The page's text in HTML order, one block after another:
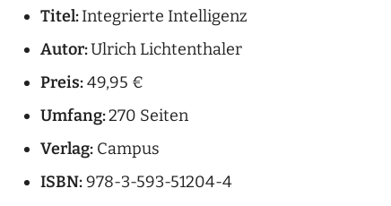
Titel:Integrierte Intelligenz
Autor:Ulrich Lichtenthaler
Preis:49,95 €
Umfang:270 Seiten
Verlag: Campus
ISBN:978-3-593-51204-4